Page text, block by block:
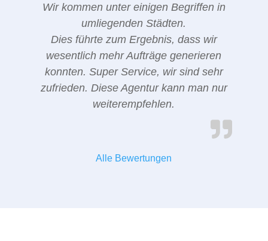
Wir kommen unter einigen Begriffen in
umliegenden Städten.
Dies führte zum Ergebnis, dass wir
wesentlich mehr Aufträge generieren
konnten. Super Service, wir sind sehr
zufrieden. Diese Agentur kann man nur
weiterempfehlen.
Alle Bewertungen